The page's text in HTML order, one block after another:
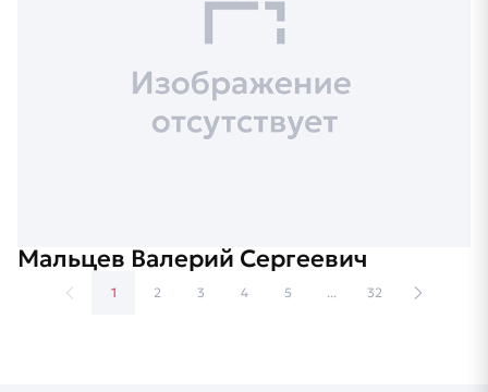
Мальцев Валерий Сергеевич
1 2 3 4 5 ... 32